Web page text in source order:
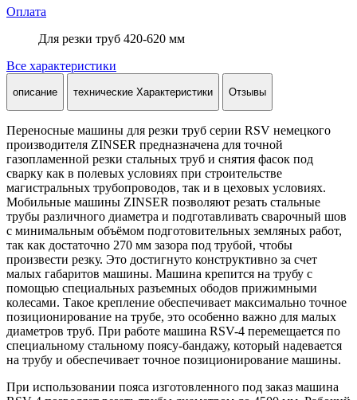
Оплата
Для резки труб 420-620 мм
Все характеристики
описание технические Характеристики Отзывы
Переносные машины для резки труб серии RSV немецкого
производителя ZINSER предназначена для точной
газопламенной резки стальных труб и снятия фасок под
сварку как в полевых условиях при строительстве
магистральных трубопроводов, так и в цеховых условиях.
Мобильные машины ZINSER позволяют резать стальные
трубы различного диаметра и подготавливать сварочный шов
с минимальным объёмом подготовительных земляных работ,
так как достаточно 270 мм зазора под трубой, чтобы
произвести резку. Это достигнуто конструктивно за счет
малых габаритов машины. Машина крепится на трубу с
помощью специальных разъемных ободов прижимными
колесами. Такое крепление обеспечивает максимально точное
позиционирование на трубе, это особенно важно для малых
диаметров труб. При работе машина RSV-4 перемещается по
специальному стальному поясу-бандажу, который надевается
на трубу и обеспечивает точное позиционирование машины.
При использовании пояса изготовленного под заказ машина